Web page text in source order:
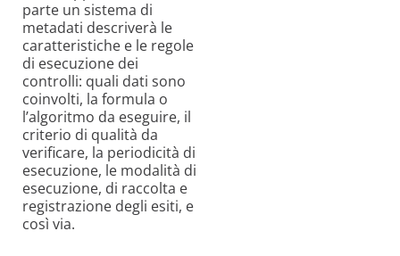
parte un sistema di
metadati descriverà le
caratteristiche e le regole
di esecuzione dei
controlli: quali dati sono
coinvolti, la formula o
l’algoritmo da eseguire, il
criterio di qualità da
verificare, la periodicità di
esecuzione, le modalità di
esecuzione, di raccolta e
registrazione degli esiti, e
così via.